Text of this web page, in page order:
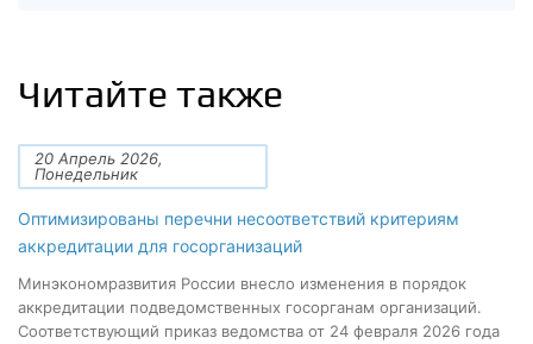
Читайте также
20 Апрель 2026,
Понедельник
Оптимизированы перечни несоответствий критериям
аккредитации для госорганизаций
Минэкономразвития России внесло изменения в порядок
аккредитации подведомственных госорганам организаций.
Соответствующий приказ ведомства от 24 февраля 2026 года